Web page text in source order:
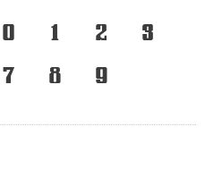
๐ ๑ ๒
๓
๗ ๘ ๙